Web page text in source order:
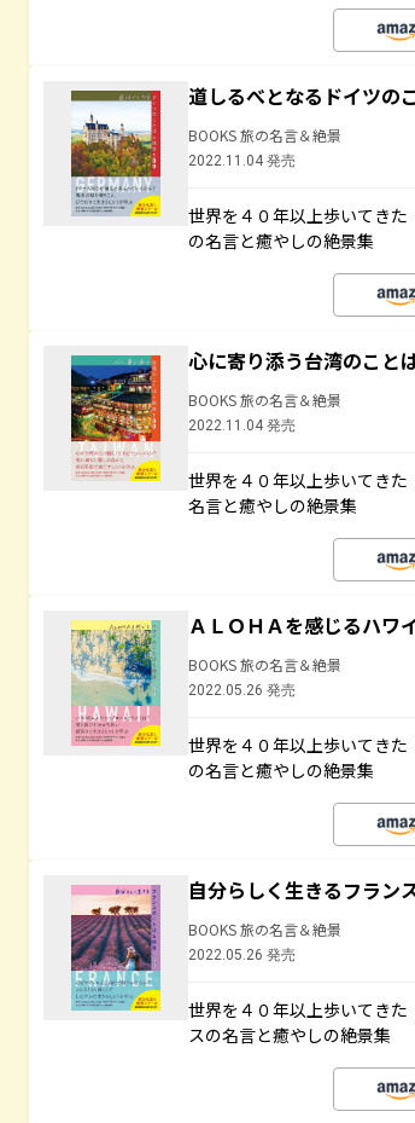
道しるべとなるドイツの
BOOKS 旅の名言＆絶景
2022.11.04 発売
世界を４０年以上歩いてき
の名言と癒やしの絶景集
心に寄り添う台湾のこと
BOOKS 旅の名言＆絶景
2022.11.04 発売
世界を４０年以上歩いてき
名言と癒やしの絶景集
ＡＬＯＨＡを感じるハワ
BOOKS 旅の名言＆絶景
2022.05.26 発売
世界を４０年以上歩いてき
の名言と癒やしの絶景集
自分らしく生きるフラン
BOOKS 旅の名言＆絶景
2022.05.26 発売
世界を４０年以上歩いてき
スの名言と癒やしの絶景集